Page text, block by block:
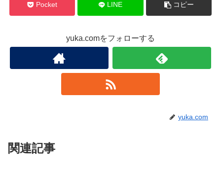
Pocket LINE コピー
yuka.comをフォローする
yuka.com
関連記事